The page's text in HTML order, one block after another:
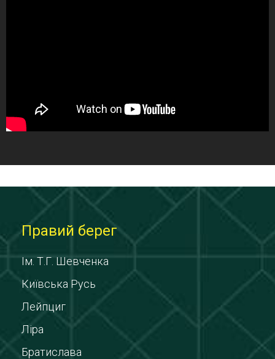
Правий берег
Ім. Т.Г. Шевченка
Київська Русь
Лейпциг
Ліра
Братислава